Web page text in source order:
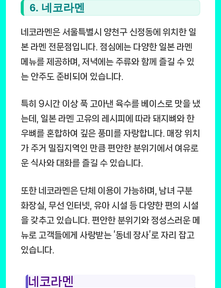
6. 네코라멘
네코라멘은 서울특별시 양천구 신정동에 위치한 일
본 라멘 전문점입니다. 점심에는 다양한 일본 라멘
메뉴를 제공하며, 저녁에는 주류와 함께 즐길 수 있
는 안주도 준비되어 있습니다.
특히 9시간 이상 푹 고아낸 육수를 베이스로 맛을 냈
는데, 일본 라멘 고유의 레시피에 따라 돼지뼈와 한
우뼈를 혼합하여 깊은 풍미를 자랑합니다. 매장 위치
가 주거 밀집지역인 만큼 편안한 분위기에서 여유로
운 식사와 대화를 즐길 수 있습니다.
또한 네코라멘은 단체 이용이 가능하며, 남녀 구분
화장실, 무선 인터넷, 유아 시설 등 다양한 편의 시설
을 갖추고 있습니다. 편안한 분위기와 정성스러운 메
뉴로 고객들에게 사랑받는 ‘동네 장사’로 자리 잡고
있습니다.
네코라멘